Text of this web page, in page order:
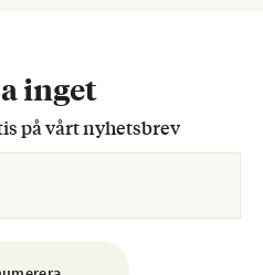
inget
på vårt nyhetsbrev